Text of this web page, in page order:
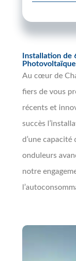
Installation de
Au cœur de
fiers de vous
récents et
succès
d’une capacité
onduleurs
notre